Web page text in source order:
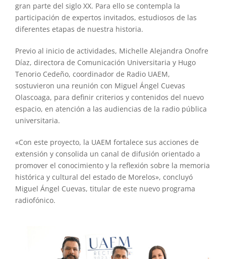
gran parte del siglo XX. Para ello se contempla la
participación de expertos invitados, estudiosos de las
diferentes etapas de nuestra historia.
Previo al inicio de actividades, Michelle Alejandra Onofre
Díaz, directora de Comunicación Universitaria y Hugo
Tenorio Cedeño, coordinador de Radio UAEM,
sostuvieron una reunión con Miguel Ángel Cuevas
Olascoaga, para definir criterios y contenidos del nuevo
espacio, en atención a las audiencias de la radio pública
universitaria.
«Con este proyecto, la UAEM fortalece sus acciones de
extensión y consolida un canal de difusión orientado a
promover el conocimiento y la reflexión sobre la memoria
histórica y cultural del estado de Morelos», concluyó
Miguel Ángel Cuevas, titular de este nuevo programa
radiofónico.